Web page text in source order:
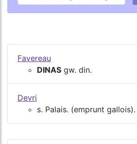
Favereau
DINAS gw. din.
Devri
s. Palais. (emprunt gallois).